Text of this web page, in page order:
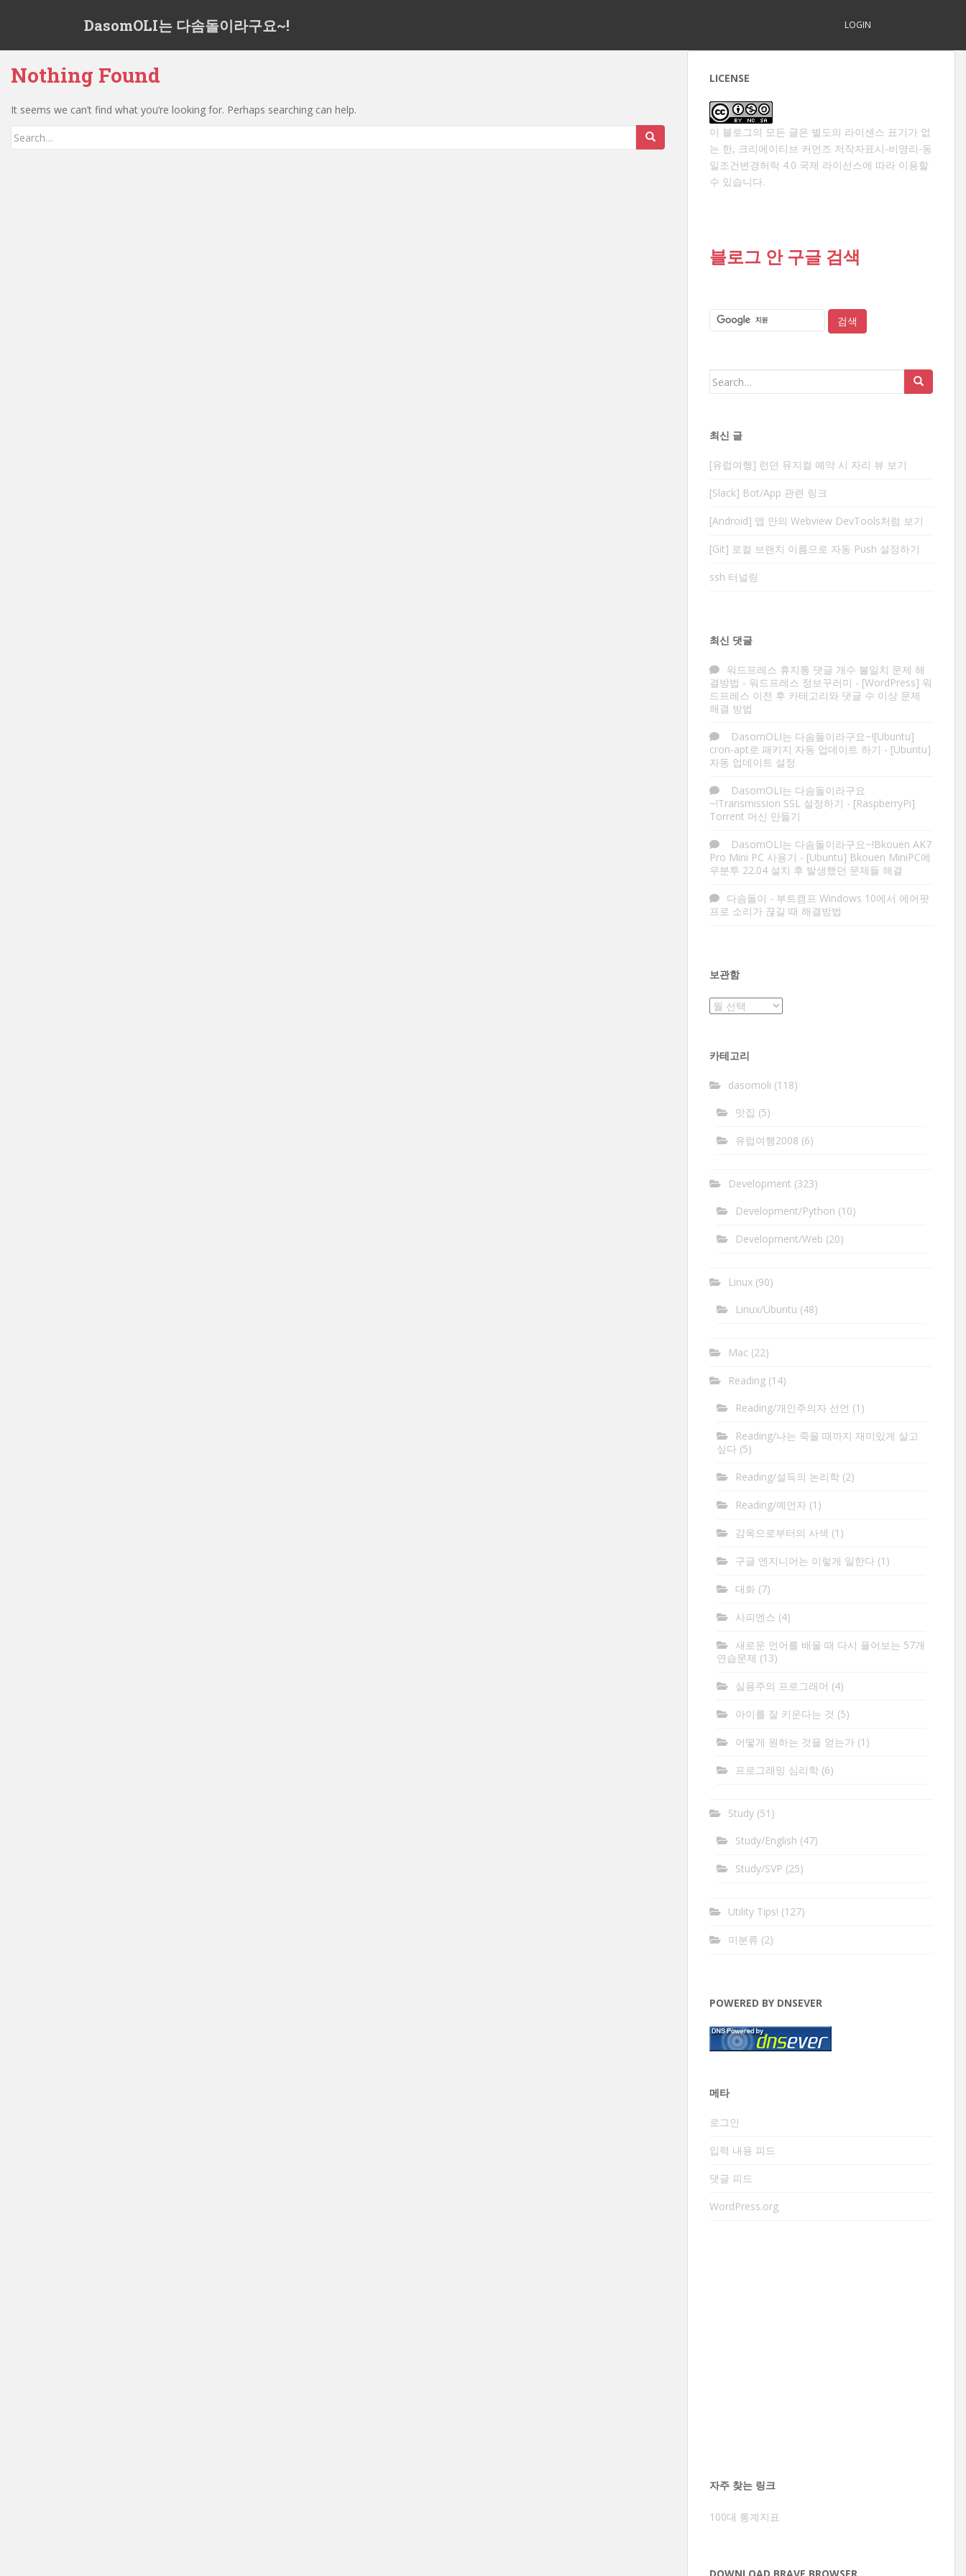
DasomOLI는 다솜돌이라구요~! LOGIN
Nothing Found
It seems we can’t find what you’re looking for. Perhaps searching can help.
Search
LICENSE
이 블로그의 모든 글은 별도의 라이센스 표기가 없
는 한, 크리에이티브 커먼즈 저작자표시-비영리-동
일조건변경허락 4.0 국제 라이선스에 따라 이용할
수 있습니다.
블로그 안 구글 검색
Search
최신 글
[유럽여행] 런던 뮤지컬 예약 시 자리 뷰 보기
[Slack] Bot/App 관련 링크
[Android] 앱 안의 Webview DevTools처럼 보기
[Git] 로컬 브랜치 이름으로 자동 Push 설정하기
ssh 터널링
최신 댓글
워드프레스 휴지통 댓글 개수 불일치 문제 해
결방법 - 워드프레스 정보꾸러미 - [WordPress] 워
드프레스 이전 후 카테고리와 댓글 수 이상 문제
해결 방법
DasomOLI는 다솜돌이라구요~![Ubuntu]
cron-apt로 패키지 자동 업데이트 하기 - [Ubuntu]
자동 업데이트 설정
DasomOLI는 다솜돌이라구요
~!Transmission SSL 설정하기 - [RaspberryPi]
Torrent 머신 만들기
DasomOLI는 다솜돌이라구요~!Bkouen AK7
Pro Mini PC 사용기 - [Ubuntu] Bkouen MiniPC에
우분투 22.04 설치 후 발생했던 문제들 해결
다솜돌이 - 부트캠프 Windows 10에서 에어팟
프로 소리가 끊길 때 해결방법
보관함
보
카테고리
dasomoli (118)
맛집 (5)
유럽여행2008 (6)
Development (323)
Development/Python (10)
Development/Web (20)
Linux(90)
Linux/Ubuntu (48)
Mac (22)
Reading(14)
Reading/개인주의자 선언 (1)
Reading/나는 죽을 때까지 재미있게 살고
싶다(5)
Reading/설득의 논리학(2)
Reading/예언자(1)
감옥으로부터의 사색 (1)
구글 엔지니어는 이렇게 일한다(1)
대화(7)
사피엔스 (4)
새로운 언어를 배울 때 다시 풀어보는 57개
연습문제 (13)
실용주의 프로그래머 (4)
아이를 잘 키운다는 것 (5)
어떻게 원하는 것을 얻는가(1)
프로그래밍 심리학(6)
Study(51)
Study/English (47)
Study/SVP (25)
Utility Tips! (127)
미분류 (2)
POWERED BY DNSEVER
메타
로그인
입력 내용 피드
댓글 피드
WordPress.org
자주 찾는 링크
100대 통계지표